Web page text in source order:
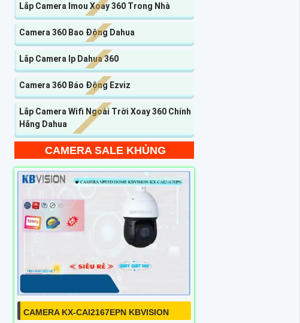
Lắp Camera Imou Xoay 360 Trong Nhà
Camera 360 Bao Động Dahua
Lắp Camera Ip Dahua 360
Camera 360 Báo Động Ezviz
Lắp Camera Wifi Ngoài Trời Xoay 360 Chính
Hãng Dahua
CAMERA SALE KHỦNG
CAMERA KX-CAI2167EPN KBVISION